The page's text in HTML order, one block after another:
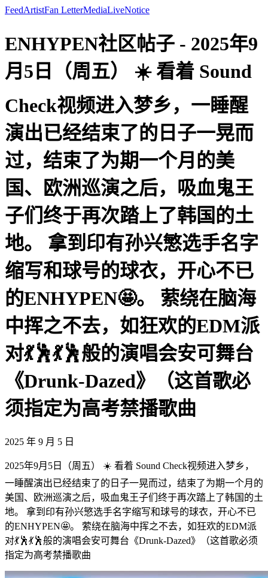
FeedArtistFan LetterMediaLiveNotice
ENHYPEN社区帖子 - 2025年9
月5日（周五） ☀️ 看着 Sound
Check视频进入梦乡，一睡醒
演出已经结束了的日子一晃而
过，结束了为期一个月的美
国、欧洲巡演之后，吸血鬼王
子们终于再次踏上了韩国的土
地。 拿到印有孙兴慜选手名字
缩写和球号的球衣，开心不已
的ENHYPEN🤩。 萦绕在脑海
中挥之不去，如狂欢的EDM派
对💃🕺💃🕺般的演唱会安可舞台
《Drunk-Dazed》（这首歌必
须指定为高考禁播歌曲
2025 年 9 月 5 日
2025年9月5日（周五） ☀️ 看着 Sound Check视频进入梦乡，
一睡醒演出已经结束了的日子一晃而过，结束了为期一个月的
美国、欧洲巡演之后，吸血鬼王子们终于再次踏上了韩国的土
地。 拿到印有孙兴慜选手名字缩写和球号的球衣，开心不已
的ENHYPEN🤩。 萦绕在脑海中挥之不去，如狂欢的EDM派
对💃🕺💃🕺般的演唱会安可舞台《Drunk-Dazed》（这首歌必须
指定为高考禁播歌曲